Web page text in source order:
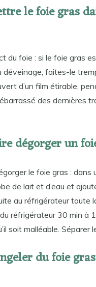
le foie gras
du foie : si le foie gras
déveinage, faites-le
d’un film étirable,
des dernières
dégorger un
le foie gras : dans
de lait et d’eau et
au réfrigérateur toute
réfrigérateur 30 min à
soit malléable. Séparer
du foie